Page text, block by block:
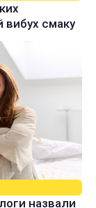
вибух смаку
назвали